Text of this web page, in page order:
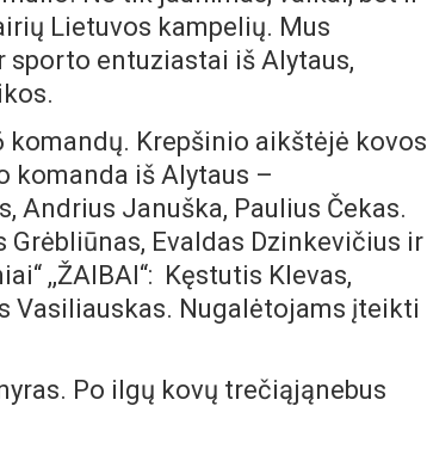
Lietuvos kampelių. Mus
entuziastai iš Alytaus,
komandų. Krepšinio aikštėjė kovos
komanda iš Alytaus –
Andrius Januška, Paulius Čekas.
Grėbliūnas, Evaldas Dzinkevičius ir
,,ŽAIBAI“: Kęstutis Klevas,
Vasiliauskas. Nugalėtojams įteikti
Po ilgų kovų trečiąjąnebus